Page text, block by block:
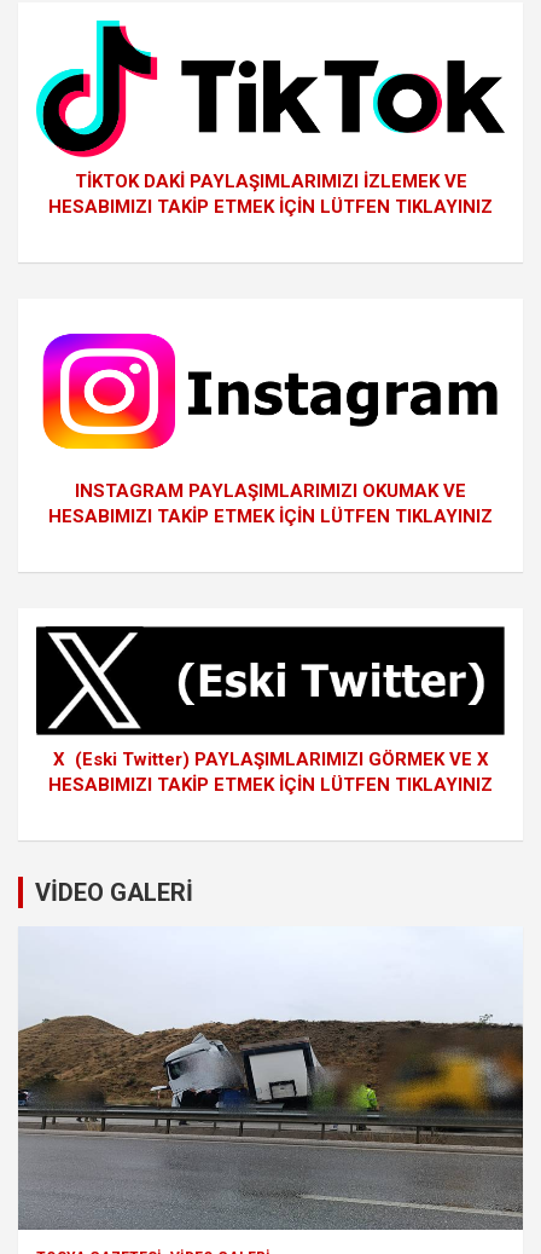
TİKTOK DAKİ PAYLAŞIMLARIMIZI İZLEMEK VE
HESABIMIZI TAKİP ETMEK İÇİN LÜTFEN TIKLAYINIZ
INSTAGRAM PAYLAŞIMLARIMIZI OKUMAK VE
HESABIMIZI TAKİP ETMEK İÇİN LÜTFEN TIKLAYINIZ
X (Eski Twitter) PAYLAŞIMLARIMIZI GÖRMEK VE X
HESABIMIZI TAKİP ETMEK İÇİN LÜTFEN TIKLAYINIZ
VİDEO GALERİ